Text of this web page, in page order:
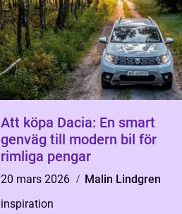
Att köpa Dacia: En smart
genväg till modern bil för
rimliga pengar
20 mars 2026
Malin Lindgren
inspiration